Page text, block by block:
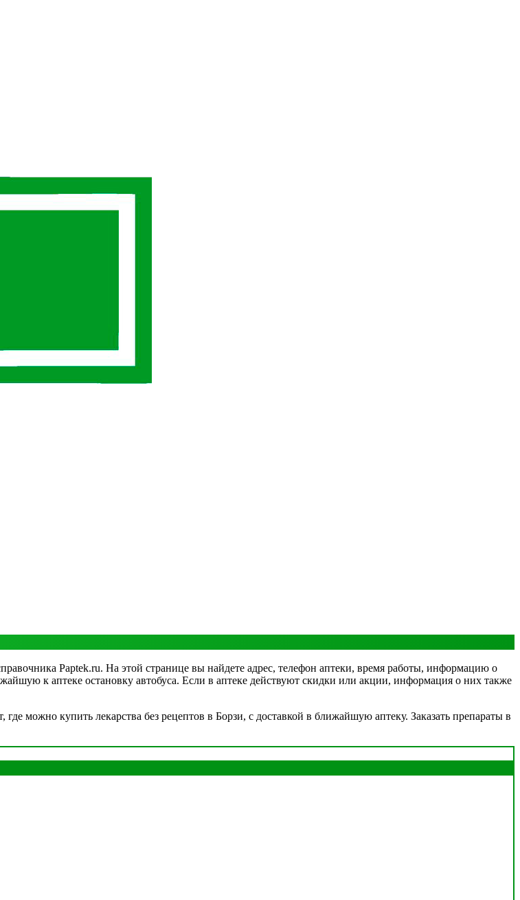
Paptek.ru. На этой странице вы найдете адрес, телефон аптеки, время работы, информацию о
к аптеке остановку автобуса. Если в аптеке действуют скидки или акции, информация о них также
можно купить лекарства без рецептов в Борзи, с доставкой в ближайшую аптеку. Заказать препараты в